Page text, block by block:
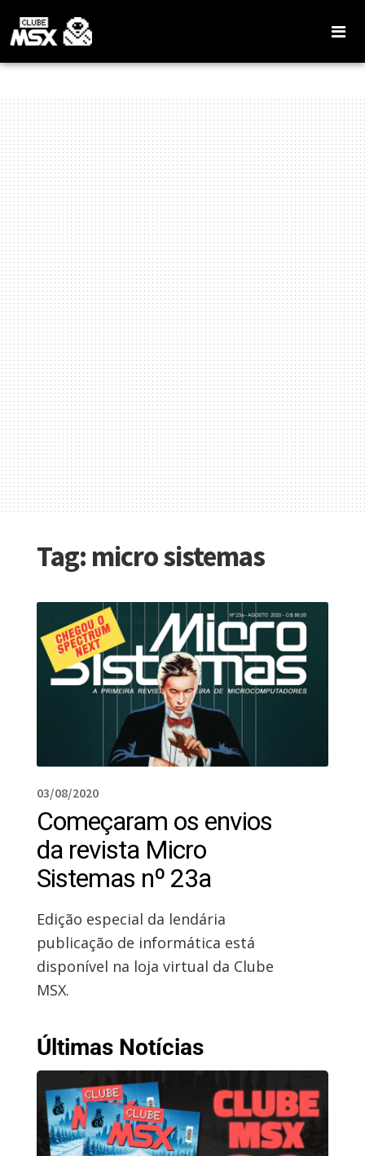
Tag: micro sistemas
03/08/2020
Começaram os envios
da revista Micro
Sistemas nº 23a
Edição especial da lendária
publicação de informática está
disponível na loja virtual da Clube
MSX.
Últimas Notícias